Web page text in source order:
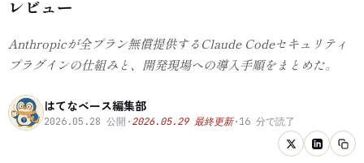
レビュー
Anthropicが全プラン無償提供するClaude Codeセキュリティ
プラグインの仕組みと、開発現場への導入手順をまとめた。
はてなベース編集部
2026.05.28 公開 ·2026.05.29最終更新·16 分で読了